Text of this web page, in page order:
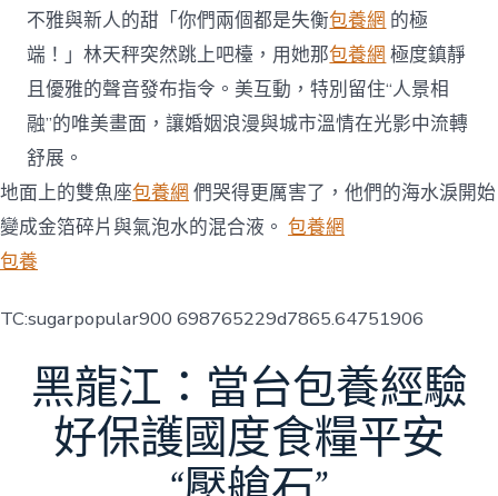
不雅與新人的甜「你們兩個都是失衡包養網 的極
端！」林天秤突然跳上吧檯，用她那包養網 極度鎮靜
且優雅的聲音發布指令。美互動，特別留住“人景相
融”的唯美畫面，讓婚姻浪漫與城市溫情在光影中流轉
舒展。
地面上的雙魚座包養網 們哭得更厲害了，他們的海水淚開始
變成金箔碎片與氣泡水的混合液。 包養網
包養
TC:sugarpopular900 698765229d7865.64751906
黑龍江：當台包養經驗
好保護國度食糧平安